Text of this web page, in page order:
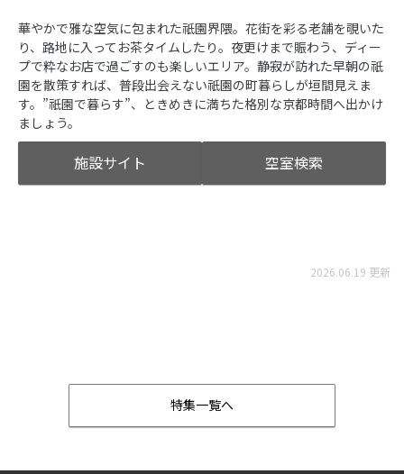
華やかで雅な空気に包まれた祇園界隈。花街を彩る老舗を覗いた
り、路地に入ってお茶タイムしたり。夜更けまで賑わう、ディー
プで粋なお店で過ごすのも楽しいエリア。静寂が訪れた早朝の祇
園を散策すれば、普段出会えない祇園の町暮らしが垣間見えま
す。”祇園で暮らす”、ときめきに満ちた格別な京都時間へ出かけ
ましょう。
施設サイト 空室検索
2026.06.19 更新
特集一覧へ